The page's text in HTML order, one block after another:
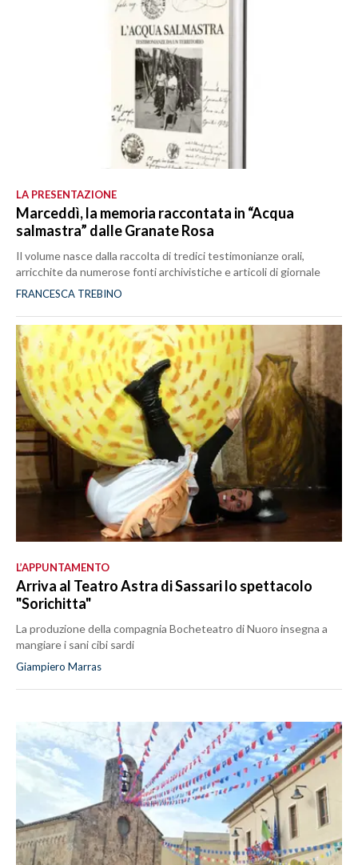
LA PRESENTAZIONE
Marceddì, la memoria raccontata in “Acqua
salmastra” dalle Granate Rosa
Il volume nasce dalla raccolta di tredici testimonianze orali,
arricchite da numerose fonti archivistiche e articoli di giornale
FRANCESCA TREBINO
L’APPUNTAMENTO
Arriva al Teatro Astra di Sassari lo spettacolo
"Sorichitta"
La produzione della compagnia Bocheteatro di Nuoro insegna a
mangiare i sani cibi sardi
Giampiero Marras